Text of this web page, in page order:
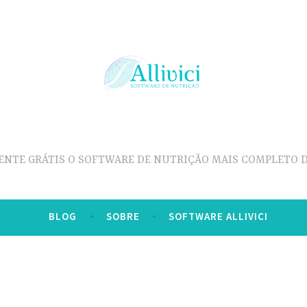
GRÁTIS O SOFTWARE DE NUTRIÇÃO MAIS COMPLETO
BLOG SOBRE SOFTWARE ALLIVICI